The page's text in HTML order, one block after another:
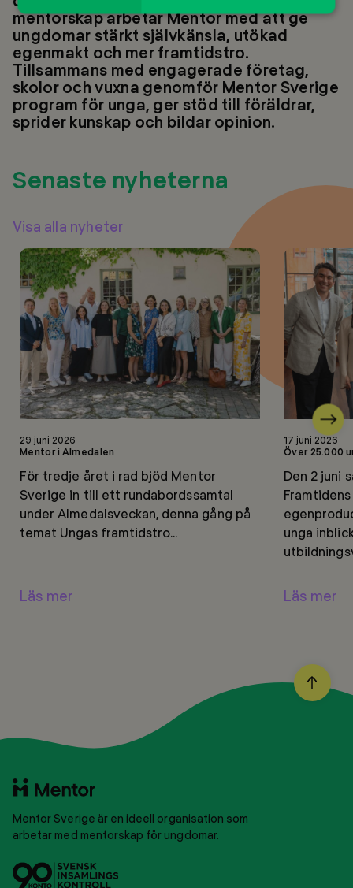
mentorskap arbetar Mentor med att ge
ungdomar stärkt självkänsla, utökad
egenmakt och mer framtidstro.
Tillsammans med engagerade företag,
skolor och vuxna genomför Mentor Sverige
program för unga, ger stöd till föräldrar,
sprider kunskap och bildar opinion.
Senaste nyheterna
Visa alla nyheter
Läs
mer
29 juni 2026
Mentor i Almedalen
För tredje året i rad bjöd Mentor
Sverige in till ett rundabordssamtal
under Almedalsveckan, denna gång på
temat Ungas framtidstro...
Läs mer
Läs
mer
17 juni 2026
Över 25.000
Den 2 juni
unga
Läs mer
Nästa
BACK
TO
Till
Mentor Sverige är en ideell organisation som
arbetar med mentorskap för ungdomar.
Svensk
insamlingskontroll